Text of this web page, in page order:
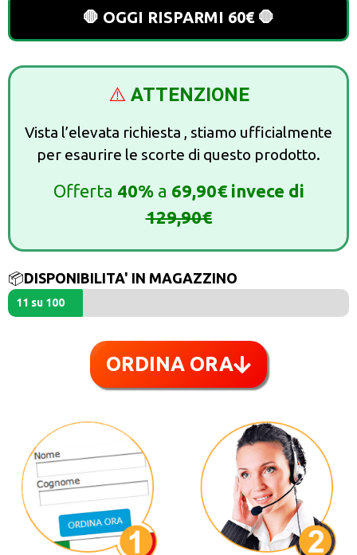
🛑 OGGI RISPARMI 60€ 🛑
⚠️ ATTENZIONE
Vista l’elevata richiesta , stiamo ufficialmente
per esaurire le scorte di questo prodotto.
Offerta 40%a 69,90€ invece di
129,90€
📦DISPONIBILITA' IN MAGAZZINO
11 su 100
ORDINA ORA